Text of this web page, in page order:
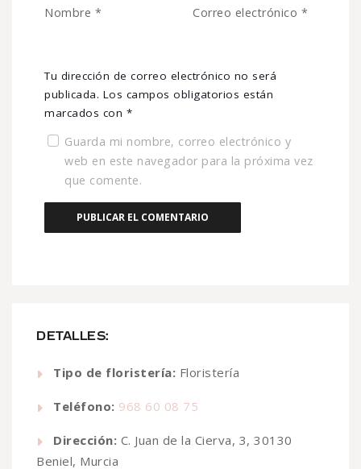
DETALLES:
Tipo de floristería: Floristería
Teléfono: 968 60 08 75
Dirección: C. Juan de la Cierva, 3, 30130
Beniel, Murcia
Tu dirección de correo electrónico no será
publicada. Los campos obligatorios están
marcados con *
Nombre * Correo electrónico *
Guarda mi nombre, correo electrónico y
web en este navegador para la próxima vez
que comente.